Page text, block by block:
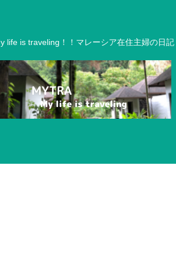
life is traveling！！マレーシア在住主婦の日記